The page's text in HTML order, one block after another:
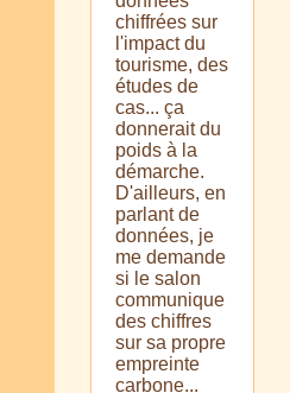
chiffrées sur
l'impact du
tourisme, des
études de
cas... ça
donnerait du
poids à la
démarche.
D'ailleurs, en
parlant de
données, je
me demande
si le salon
communique
des chiffres
sur sa propre
empreinte
carbone...